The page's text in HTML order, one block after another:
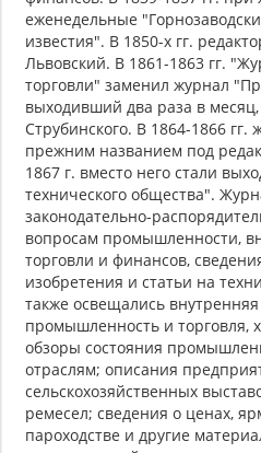
еженедельные
известия". В 1850-х гг.
Львовский. В 1861-1863 гг.
торговли" заменил журнал
выходивший два раза в
Струбинского. В 1864-1866
прежним названием под
1867 г. вместо него стали
технического общества".
законодательно-
вопросам промышленности,
торговли и финансов,
изобретения и статьи на
также освещались
промышленность и торговля,
обзоры состояния
отраслям; описания
сельскохозяйственных
ремесел; сведения о ценах,
пароходстве и другие